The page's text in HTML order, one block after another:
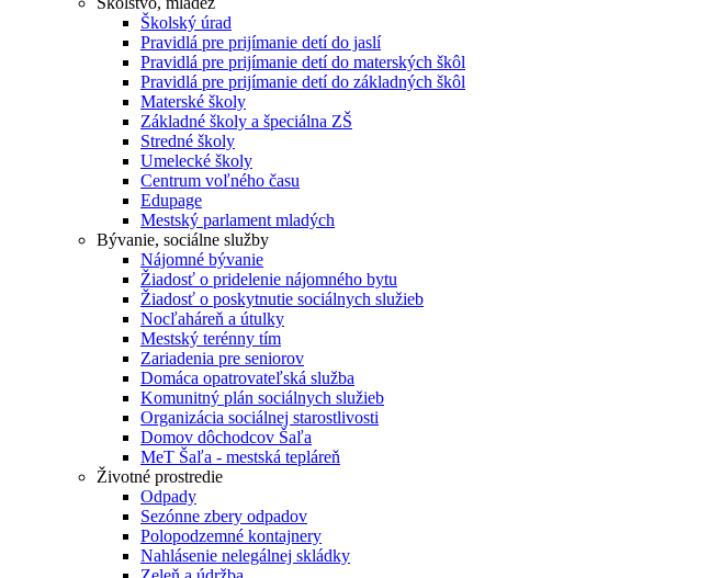
Školský úrad
Pravidlá pre prijímanie detí do jaslí
Pravidlá pre prijímanie detí do materských škôl
Pravidlá pre prijímanie detí do základných škôl
Materské školy
Základné školy a špeciálna ZŠ
Stredné školy
Umelecké školy
Centrum voľného času
Edupage
Mestský parlament mladých
Bývanie, sociálne služby
Nájomné bývanie
Žiadosť o pridelenie nájomného bytu
Žiadosť o poskytnutie sociálnych služieb
Nocľaháreň a útulky
Mestský terénny tím
Zariadenia pre seniorov
Domáca opatrovateľská služba
Komunitný plán sociálnych služieb
Organizácia sociálnej starostlivosti
Domov dôchodcov Šaľa
MeT Šaľa - mestská tepláreň
Životné prostredie
Odpady
Sezónne zbery odpadov
Polopodzemné kontajnery
Nahlásenie nelegálnej skládky